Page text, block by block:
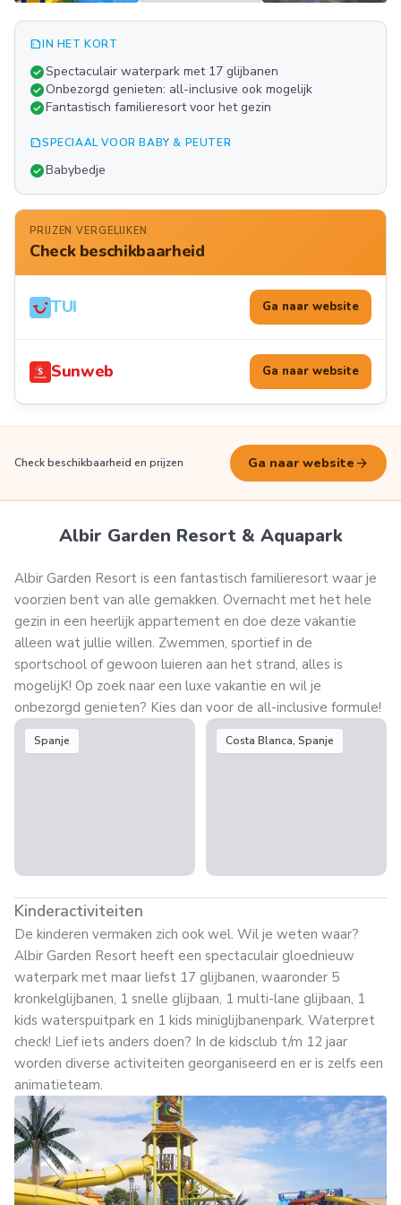
FOTO'S
summarizeIN HET KORT
check_circleSpectaculair waterpark met 17 glijbanen
check_circleOnbezorgd genieten: all-inclusive ook mogelijk
check_circleFantastisch familieresort voor het gezin
summarizeSPECIAAL VOOR BABY & PEUTER
check_circleBabybedje
PRIJZEN VERGELIJKEN
Check beschikbaarheid
TUI Ga naar website
Sunweb Ga naar website
Check beschikbaarheid en prijzen Ga naar website arrow_forward
Albir Garden Resort & Aquapark
Albir Garden Resort is een fantastisch familieresort waar je
voorzien bent van alle gemakken. Overnacht met het hele
gezin in een heerlijk appartement en doe deze vakantie
alleen wat jullie willen. Zwemmen, sportief in de
sportschool of gewoon luieren aan het strand, alles is
mogelijK! Op zoek naar een luxe vakantie en wil je
onbezorgd genieten? Kies dan voor de all-inclusive formule!
Spanje Costa Blanca, Spanje
Kinderactiviteiten
De kinderen vermaken zich ook wel. Wil je weten waar?
Albir Garden Resort heeft een spectaculair gloednieuw
waterpark met maar liefst 17 glijbanen, waaronder 5
kronkelglijbanen, 1 snelle glijbaan, 1 multi-lane glijbaan, 1
kids waterspuitpark en 1 kids miniglijbanenpark. Waterpret
check! Lief iets anders doen? In de kidsclub t/m 12 jaar
worden diverse activiteiten georganiseerd en er is zelfs een
animatieteam.